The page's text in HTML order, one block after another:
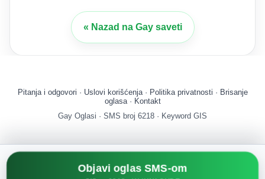
« Nazad na Gay saveti
Pitanja i odgovori · Uslovi korišćenja· Politika privatnosti · Brisanje
oglasa· Kontakt
Gay Oglasi · SMS broj 6218 · Keyword GIS
Objavi oglas SMS-om